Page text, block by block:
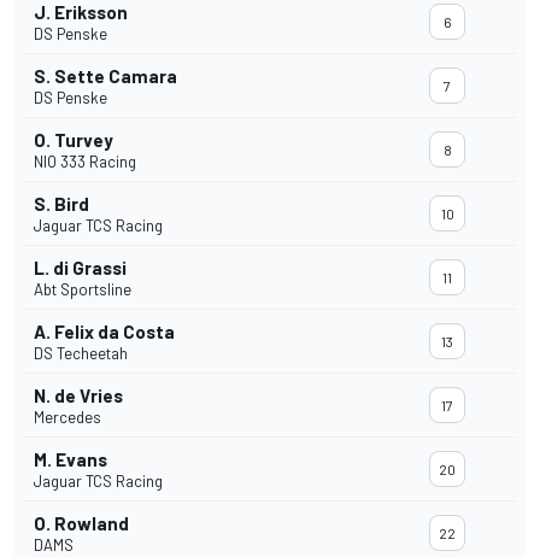
J. Eriksson
DS Penske
6
S. Sette Camara
DS Penske
7
O. Turvey
NIO 333 Racing
8
S. Bird
Jaguar TCS Racing
10
L. di Grassi
Abt Sportsline
11
A. Felix da Costa
DS Techeetah
13
N. de Vries
Mercedes
17
M. Evans
Jaguar TCS Racing
20
O. Rowland
DAMS
22